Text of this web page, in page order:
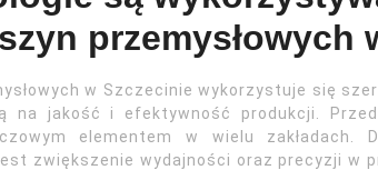
przemysłowych
w Szczecinie wykorzystuje się
na jakość i efektywność produkcji.
elementem w wielu zakładach.
zwiększenie wydajności oraz precyzji w